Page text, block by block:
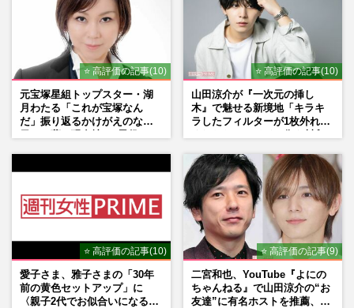
⭐ 高評価の記事(10)
元宝塚星組トップスター・湖
月わたる「これが宝塚なん
だ」振り返るかけがえのない
⭐ 高評価の記事(10)
山田涼介が『一次元の挿し
木』で魅せる新境地「キラキ
ラしたフィルターが1枚外れて
⭐ 高評価の記事(10)
愛子さま、雅子さまの「30年
前の黄色セットアップ」に
〈親子2代でお似合いになる〉
⭐ 高評価の記事(9)
二宮和也、YouTube『よにの
ちゃんねる』で山田涼介の“お
友達”に有名ホストを推薦、歌